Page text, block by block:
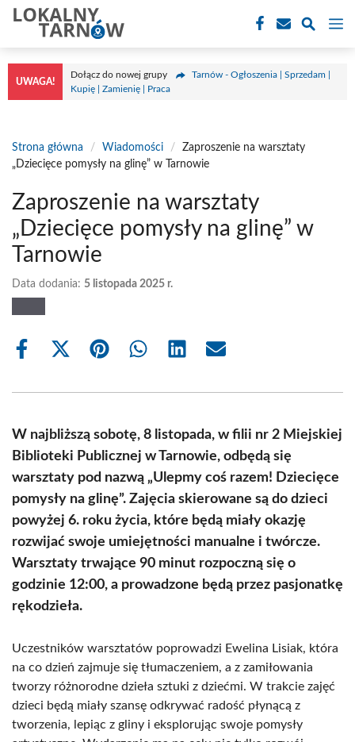
Przejdź
treści
UWAGA!
Dołącz do nowej grupy
Tarnów - Ogłoszenia | Sprzedam |
Kupię | Zamienię | Praca
Strona główna / Wiadomości /
Zaproszenie na warsztaty
„Dziecięce pomysły na glinę” w Tarnowie
Zaproszenie na warsztaty
„Dziecięce pomysły na glinę” w
Tarnowie
Data dodania: 5 listopada 2025 r.
Share
Share
(Twitter)
Share Share Share Share
W najbliższą sobotę, 8 listopada, w filii nr 2 Miejskiej
Biblioteki Publicznej w Tarnowie, odbędą się
warsztaty pod nazwą „Ulepmy coś razem! Dziecięce
pomysły na glinę”. Zajęcia skierowane są do dzieci
powyżej 6. roku życia, które będą miały okazję
rozwijać swoje umiejętności manualne i twórcze.
Warsztaty trwające 90 minut rozpoczną się o
godzinie 12:00, a prowadzone będą przez pasjonatkę
rękodzieła.
Uczestników warsztatów poprowadzi Ewelina Lisiak, która
na co dzień zajmuje się tłumaczeniem, a z zamiłowania
tworzy różnorodne dzieła sztuki z dziećmi. W trakcie zajęć
dzieci będą miały szansę odkrywać radość płynącą z
tworzenia, lepiąc z gliny i eksplorując swoje pomysły